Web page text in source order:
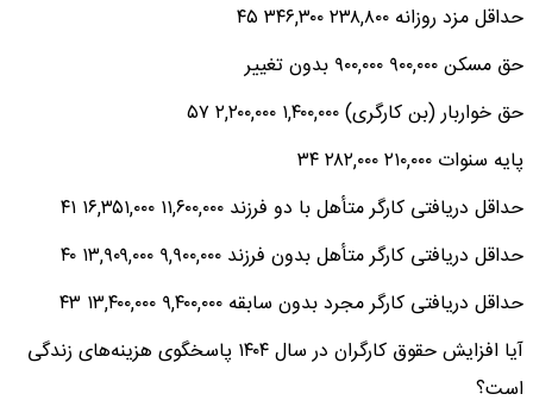
حداقل مزد روزانه ۲۳۸,۸۰۰ ۳۴۶,۳۰۰ ۴۵
حق مسکن ۹۰۰,۰۰۰ ۹۰۰,۰۰۰ بدون تغییر
حق خواربار (بن کارگری) ۱,۴۰۰,۰۰۰ ۲,۲۰۰,۰۰۰ ۵۷
پایه سنوات ۲۱۰,۰۰۰ ۲۸۲,۰۰۰ ۳۴
حداقل دریافتی کارگر متأهل با دو فرزند ۱۱,۶۰۰,۰۰۰ ۱۶,۳۵۱,۰۰۰ ۴۱
حداقل دریافتی کارگر متأهل بدون فرزند ۹,۹۰۰,۰۰۰ ۱۳,۹۰۹,۰۰۰ ۴۰
حداقل دریافتی کارگر مجرد بدون سابقه ۹,۴۰۰,۰۰۰ ۱۳,۴۰۰,۰۰۰ ۴۳
آیا افزایش حقوق کارگران در سال ۱۴۰۴ پاسخگوی هزینه‌های زندگی
است؟